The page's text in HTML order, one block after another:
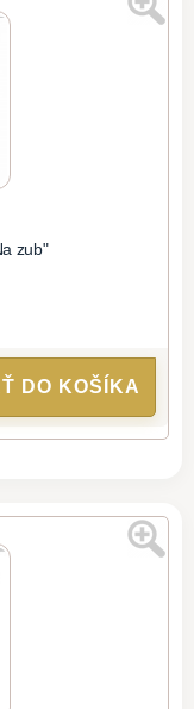
zub"
DO KOŠÍKA